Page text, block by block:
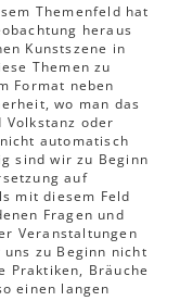
Themenfeld hat
heraus
Kunstszene in
Themen zu
Format neben
wo man das
Volkstanz oder
automatisch
sind wir zu Beginn
auf
mit diesem Feld
Fragen und
Veranstaltungen
zu Beginn nicht
Praktiken, Bräuche
einen langen